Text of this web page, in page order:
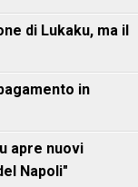
di Lukaku, ma il
in
apre nuovi
Napoli"